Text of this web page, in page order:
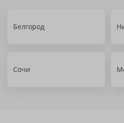
Белгород
Сочи